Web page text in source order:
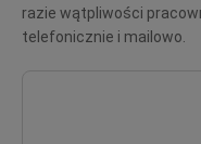
razie wątpliwości
telefonicznie i mailowo.